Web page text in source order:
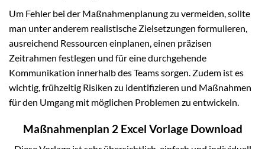
Um Fehler bei der Maßnahmenplanung zu vermeiden, sollte
man unter anderem realistische Zielsetzungen formulieren,
ausreichend Ressourcen einplanen, einen präzisen
Zeitrahmen festlegen und für eine durchgehende
Kommunikation innerhalb des Teams sorgen. Zudem ist es
wichtig, frühzeitig Risiken zu identifizieren und Maßnahmen
für den Umgang mit möglichen Problemen zu entwickeln.
Maßnahmenplan 2 Excel Vorlage Download